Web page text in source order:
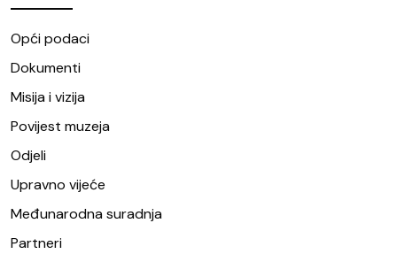
Opći podaci
Dokumenti
Misija i vizija
Povijest muzeja
Odjeli
Upravno vijeće
Međunarodna suradnja
Partneri